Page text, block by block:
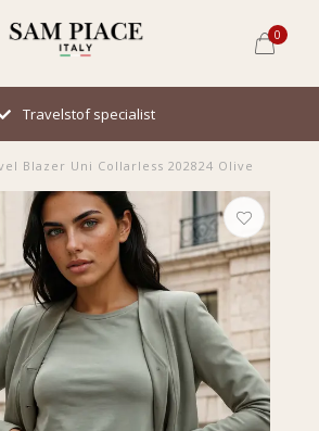
0
Travelstof specialist
Blazer Uni Collarless 202824 Olive